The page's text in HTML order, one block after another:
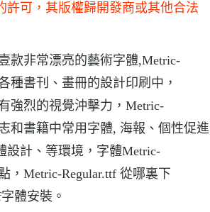
許可，其版權歸開發商或其他合法
款非常漂亮的藝術字體,Metric-
種書刊、畫冊的設計印刷中，
強烈的視覺沖擊力，Metric-
和書籍中常用字體, 海報、個性促進
設計、等環境，字體Metric-
，Metric-Regular.ttf 從哪裏下
體安裝。